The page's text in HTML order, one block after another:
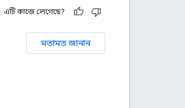
এটি কাজে লেগেছে?
মতামত জানান